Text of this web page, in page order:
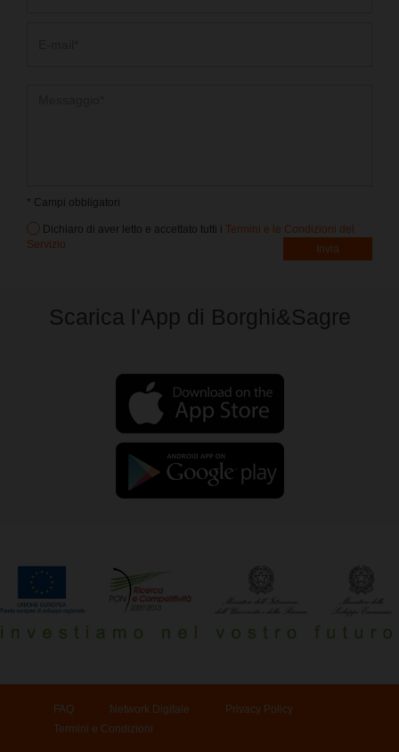
* Campi obbligatori
Dichiaro di aver letto e accettato tutti i Termini e le Condizioni del
Servizio
Scarica l'App di Borghi&Sagre
FAQ Network Digitale
Privacy Policy
Termini e Condizioni